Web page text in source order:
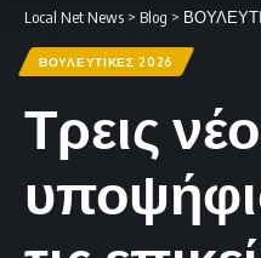
Local Net News > Blog >
ΒΟΥΛΕΥΤΙΚΕΣ 2026
Τρεις